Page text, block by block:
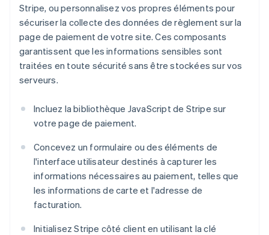
Stripe, ou personnalisez vos propres éléments pour
sécuriser la collecte des données de règlement sur la
page de paiement de votre site. Ces composants
garantissent que les informations sensibles sont
traitées en toute sécurité sans être stockées sur vos
serveurs.
Incluez la bibliothèque JavaScript de Stripe sur
votre page de paiement.
Concevez un formulaire ou des éléments de
l'interface utilisateur destinés à capturer les
informations nécessaires au paiement, telles que
les informations de carte et l'adresse de
facturation.
Initialisez Stripe côté client en utilisant la clé